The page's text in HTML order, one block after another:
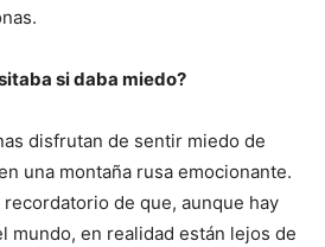
si daba miedo?
disfrutan de sentir miedo de
una montaña rusa emocionante.
de que, aunque hay
mundo, en realidad están lejos de